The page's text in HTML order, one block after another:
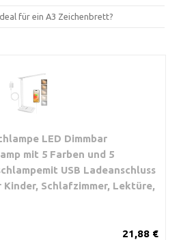
für ein A3 Zeichenbrett?
LED Dimmbar
mit 5 Farben und 5
USB Ladeanschluss
Schlafzimmer, Lektüre,
21,88 €